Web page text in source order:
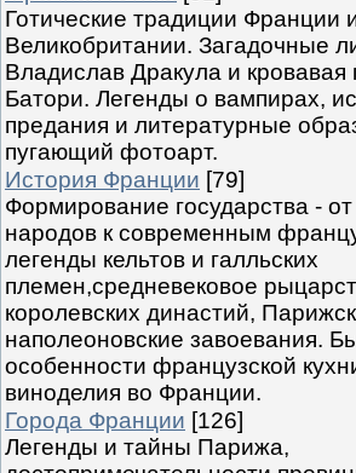
Готические традиции Франции
Великобритании. Загадочные
Владислав Дракула и
Батори. Легенды о вампирах,
предания и литературные
пугающий фотоарт.
История Франции [79]
Формирование государства -
народов к современным
легенды кельтов и галльских
племен,средневековое
королевских династий,
наполеоновские завоевания.
особенности французской
виноделия во Франции.
Города Франции [126]
Легенды и тайны Парижа,